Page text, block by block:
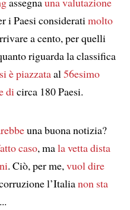
i Paesi considerati molto
a cento, per quelli
riguarda la classifica
si è piazzataal 56esimo
di circa 180 Paesi.
una buona notizia?
caso, mala vetta dista
. Ciò, per me, vuol dire
l’Italianon sta